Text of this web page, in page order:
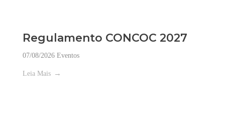
Regulamento CONCOC 2027
07/08/2026 Eventos
Leia Mais